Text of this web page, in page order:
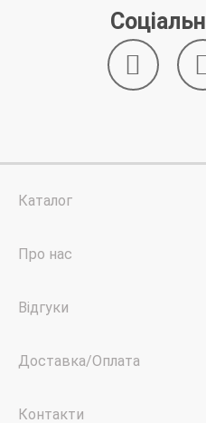
Каталог
Про нас
Відгуки
Доставка/Оплата
Контакти